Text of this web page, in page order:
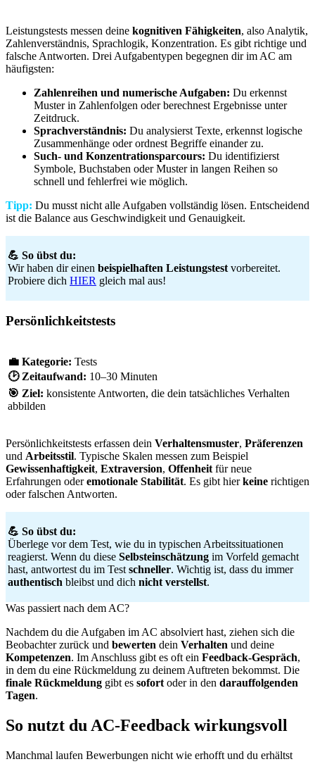
Leistungstests messen deine kognitiven Fähigkeiten, also Analytik,
Zahlenverständnis, Sprachlogik, Konzentration. Es gibt richtige und
falsche Antworten. Drei Aufgabentypen begegnen dir im AC am
häufigsten:
Zahlenreihen und numerische Aufgaben: Du erkennst
Muster in Zahlenfolgen oder berechnest Ergebnisse unter
Zeitdruck.
Sprachverständnis: Du analysierst Texte, erkennst logische
Zusammenhänge oder ordnest Begriffe einander zu.
Such- und Konzentrationsparcours: Du identifizierst
Symbole, Buchstaben oder Muster in langen Reihen so
schnell und fehlerfrei wie möglich.
Tipp: Du musst nicht alle Aufgaben vollständig lösen. Entscheidend
ist die Balance aus Geschwindigkeit und Genauigkeit.
💪 So übst du:
Wir haben dir einen beispielhaften Leistungstest vorbereitet.
Probiere dich HIER gleich mal aus!
Persönlichkeitstests
💼 Kategorie: Tests
🕑 Zeitaufwand: 10–30 Minuten
🎯 Ziel: konsistente Antworten, die dein tatsächliches Verhalten
abbilden
Persönlichkeitstests erfassen dein Verhaltensmuster, Präferenzen
und Arbeitsstil. Typische Skalen messen zum Beispiel
Gewissenhaftigkeit, Extraversion, Offenheit für neue
Erfahrungen oderemotionale Stabilität. Es gibt hierkeine richtigen
oder falschen Antworten.
💪 So übst du:
Überlege vor dem Test, wie du in typischen Arbeitssituationen
reagierst. Wenn du diese Selbsteinschätzung im Vorfeld gemacht
hast, antwortest du im Test schneller. Wichtig ist, dass du immer
authentisch bleibst und dich nicht verstellst.
Was passiert nach dem AC?
Nachdem du die Aufgaben im AC absolviert hast, ziehen sich die
Beobachter zurück und bewerten dein Verhalten und deine
Kompetenzen. Im Anschluss gibt es oft ein Feedback-Gespräch,
in dem du eine Rückmeldung zu deinem Auftreten bekommst. Die
finale Rückmeldung gibt es sofort oder in den darauffolgenden
Tagen.
So nutzt du AC-Feedback wirkungsvoll
Manchmal laufen Bewerbungen nicht wie erhofft und du erhältst